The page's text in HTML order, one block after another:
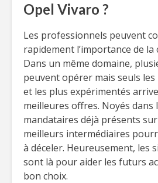
Opel Vivaro ?
Les professionnels peuvent
rapidement l’importance de la
Dans un même domaine,
peuvent opérer mais seuls
et les plus expérimentés
meilleures offres. Noyés dans
mandataires déjà présents
meilleurs intermédiaires
à déceler. Heureusement, les
sont là pour aider les futurs
bon choix.